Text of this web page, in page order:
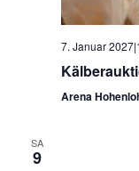
7. Januar
Arena
SA
9